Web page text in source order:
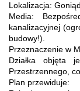
Lokalizacja:
Media:
kanalizacyjnej
budowy!).
Przeznaczenie w
Działka objęta
Przestrzennego,
Plan przewiduje: